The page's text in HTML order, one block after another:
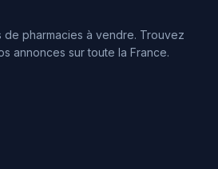
pharmacies à vendre. Trouvez
annonces sur toute la France.